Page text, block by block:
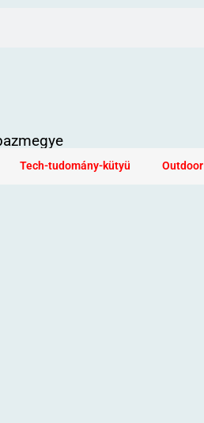
Tech-tudomány-kütyü Outdoor